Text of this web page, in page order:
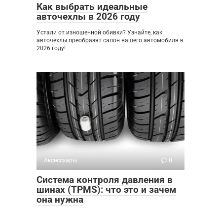
Как выбрать идеальные
авточехлы в 2026 году
Устали от изношенной обивки? Узнайте, как
авточехлы преобразят салон вашего автомобиля в
2026 году!
Аксессуары 0
Система контроля давления в
шинах (TPMS): что это и зачем
она нужна